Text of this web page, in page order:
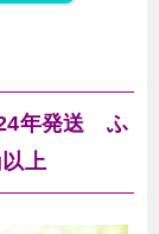
年発送 ふ
上